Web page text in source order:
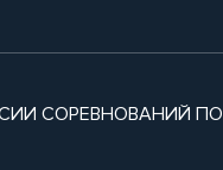
СОРЕВНОВАНИЙ ПО